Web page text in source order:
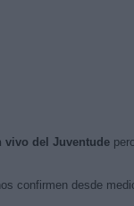
vivo del Juventude
confirmen desde